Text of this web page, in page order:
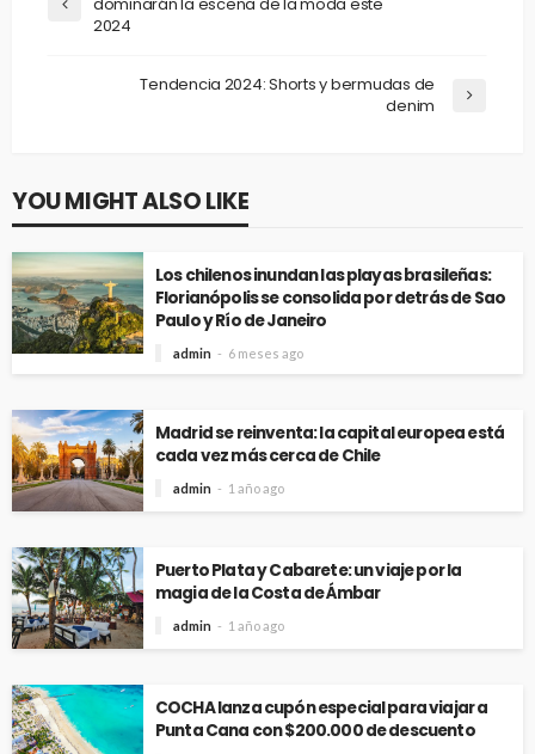
2024
Tendencia 2024: Shorts y bermudas de
denim
YOU MIGHT ALSO LIKE
Los chilenos inundan las playas brasileñas:
Florianópolis se consolida por detrás de Sao
Paulo y Río de Janeiro
admin 6 meses ago
Madrid se reinventa: la capital europea está
cada vez más cerca de Chile
admin 1 año ago
Puerto Plata y Cabarete: un viaje por la
magia de la Costa de Ámbar
admin 1 año ago
COCHA lanza cupón especial para viajar a
Punta Cana con $200.000 de descuento